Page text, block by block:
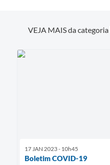
VEJA MAIS da categoria
17 JAN 2023 - 10h45
Boletim COVID-19